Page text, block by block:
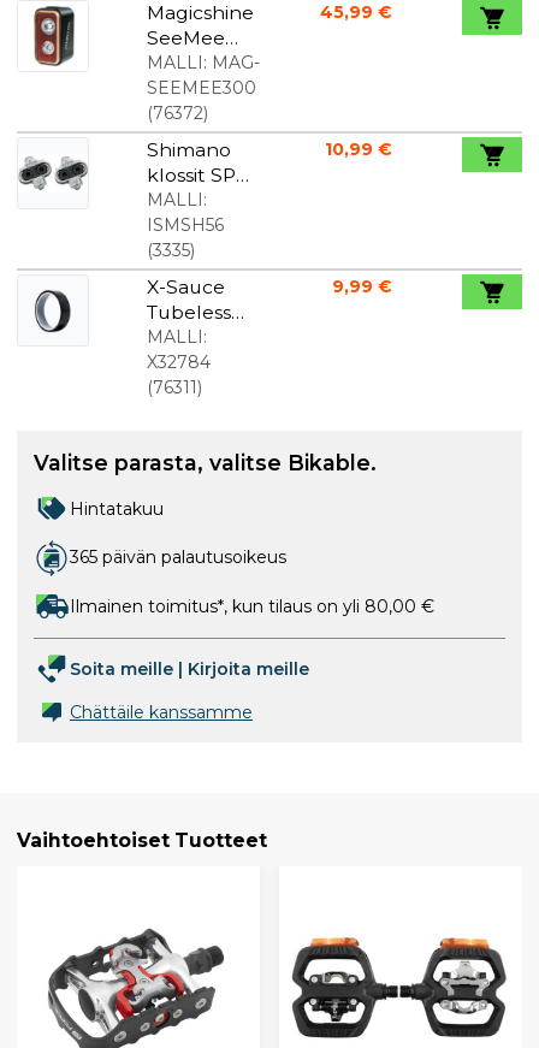
Magicshine
SeeMee
300 -
takavalo
MALLI: MAG-
SEEMEE300
(76372)
45,99 €
Shimano
klossit SPD
SM-SH56
MALLI:
ISMSH56
(3335)
10,99 €
X-Sauce
Tubeless
vannenauh
a 27x9mm
Musta
MALLI:
X32784
(76311)
9,99 €
Valitse parasta, valitse Bikable.
Hintatakuu
365 päivän palautusoikeus
Ilmainen toimitus*, kun tilaus on yli 80,00 €
Soita meille | Kirjoita meille
Chättäile kanssamme
Vaihtoehtoiset Tuotteet